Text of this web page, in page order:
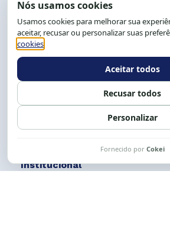
End.: R. da Graça, 150.
CEP: 40.150-055
Salvador-BA, Brasil.
Tel.: (71) 2104-5457, Cel.: (71) 9
Expediente: 8h às 12h e 13
Siga nossas redes
Institucional